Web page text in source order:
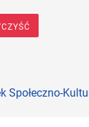
Społeczno-